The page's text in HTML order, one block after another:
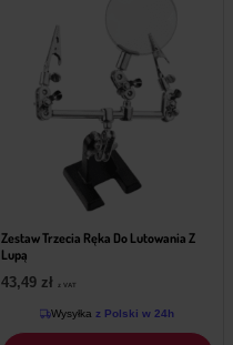
Zestaw Trzecia Ręka Do Lutowania Z
Lupą
43,49 zł z VAT
Wysyłka z Polski w 24h